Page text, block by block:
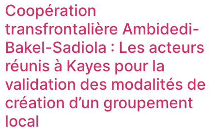
Coopération
transfrontalière Ambidedi-
Bakel-Sadiola : Les acteurs
réunis à Kayes pour la
validation des modalités de
création d’un groupement
local